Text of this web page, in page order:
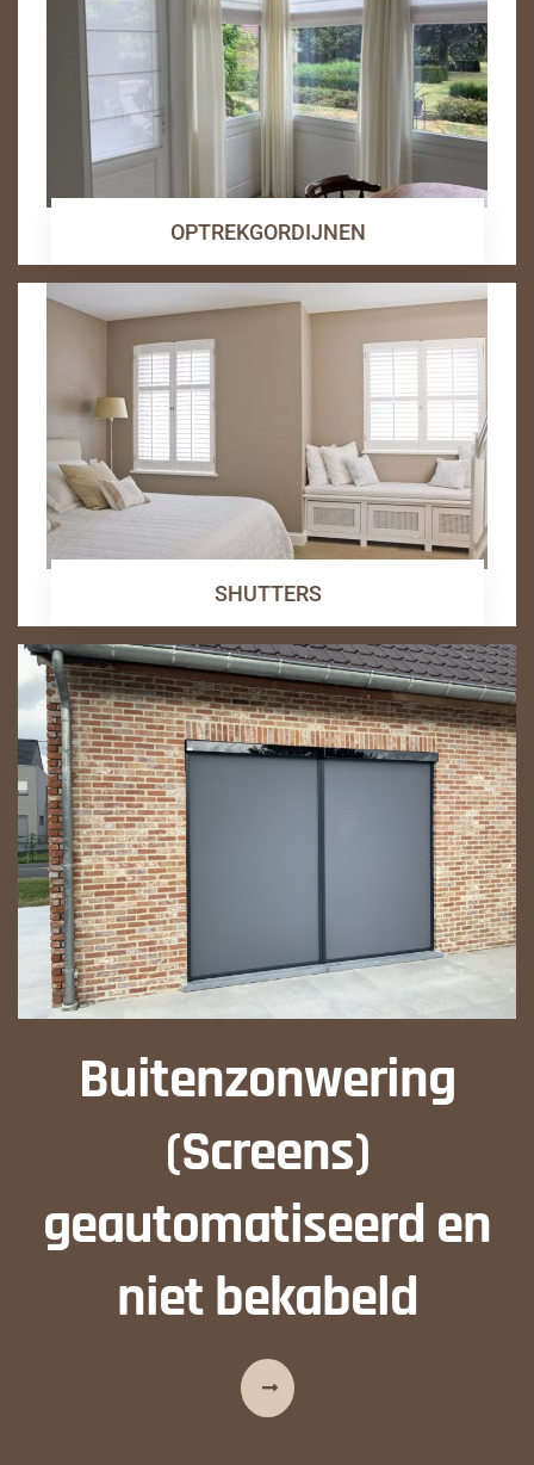
OPTREKGORDIJNEN
SHUTTERS
Buitenzonwering
(Screens)
geautomatiseerd en
niet bekabeld